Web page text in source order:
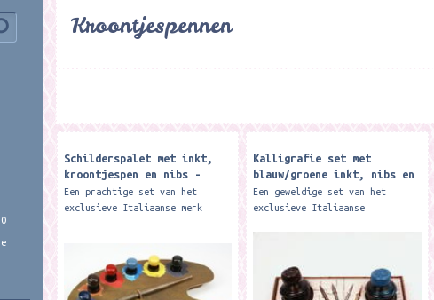
Kroontjespennen
Schilderspalet met inkt,
kroontjespen en nibs -
Rubinato - 7452
Een prachtige set van het
exclusieve Italiaanse merk
carton simil wood, 8 kleuren
inkt,...
Kalligrafie set met
blauw/groene inkt, nibs en
houders - Rubinato - 267
Een geweldige set van het
exclusieve Italiaanse
25cc...